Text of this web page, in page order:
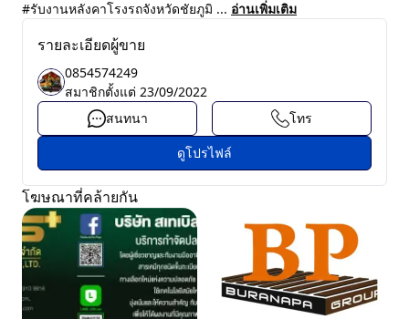
#รับงานหลังคาโรงรถจังหวัดชัยภูมิ ... อ่านเพิ่มเติม
รายละเอียดผู้ขาย
0854574249
สมาชิกตั้งแต่ 23/09/2022
สนทนา
โทร
ดูโปรไฟล์
โฆษณาที่คล้ายกัน